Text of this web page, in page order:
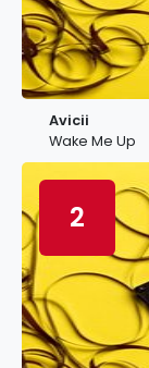
Avicii
Wake Me Up
2